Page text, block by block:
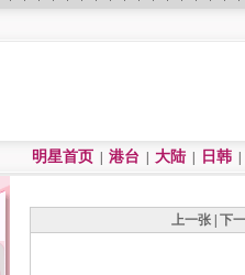
明星首页 港台 大陆 日韩
上一张 下